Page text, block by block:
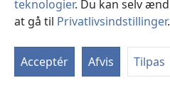
teknologier. Du kan selv
at gå til Privatlivsindstillinger.
Acceptér Afvis Tilpas
Copyright© 2026 Watch Tower Bible
ANVENDELSESVILKÅR |